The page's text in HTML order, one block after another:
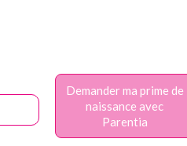
Demander ma prime de
naissance avec
Parentia